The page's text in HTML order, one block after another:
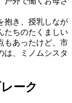
抱き、授乳しなが
たちのたくましい
もあったけど、市
は、ミノムシスタ
ーク